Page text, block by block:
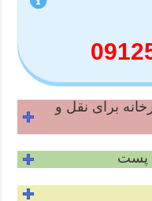
برای نقل و
پست